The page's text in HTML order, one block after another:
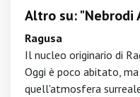
Altro su: "Nebrodi
Ragusa
Il nucleo originario di
Oggi è poco abitato,
quell'atmosfera